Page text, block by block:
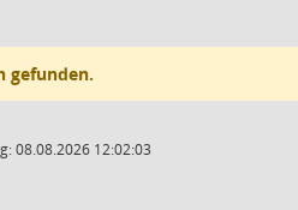
gefunden.
08.08.2026 12:02:03